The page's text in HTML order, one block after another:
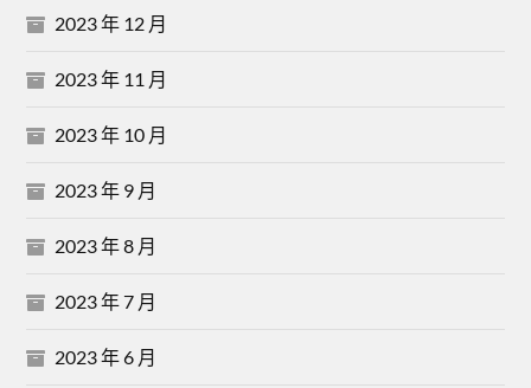
2023 年 12 月
2023 年 11 月
2023 年 10 月
2023 年 9 月
2023 年 8 月
2023 年 7 月
2023 年 6 月